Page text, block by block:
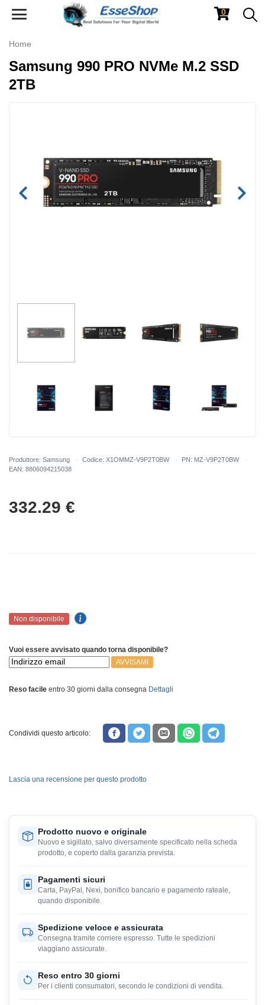
Toggle
0
Home
Samsung 990 PRO NVMe M.2 SSD
2TB
Produttore: Samsung Codice: X1OMMZ-V9P2T0BW
PN: MZ-V9P2T0BW
EAN: 8806094215038
332.29 €
Non disponibile
Vuoi essere avvisato quando torna disponibile?
AVVISAMI
Reso facile entro 30 giorni dalla consegna Dettagli
Condividi questo articolo:
Lascia una recensione per questo prodotto
Prodotto nuovo e originale
Nuovo e sigillato, salvo diversamente specificato nella scheda
prodotto, e coperto dalla garanzia prevista.
Pagamenti sicuri
Carta, PayPal, Nexi, bonifico bancario e pagamento rateale,
quando disponibile.
Spedizione veloce e assicurata
Consegna tramite corriere espresso. Tutte le spedizioni
viaggiano assicurate.
Reso entro 30 giorni
Per i clienti consumatori, secondo le condizioni di vendita.